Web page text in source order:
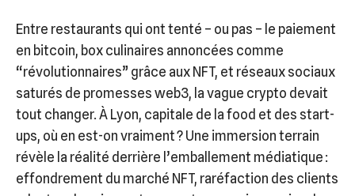
Entre restaurants qui ont tenté – ou pas – le paiement
en bitcoin, box culinaires annoncées comme
“révolutionnaires” grâce aux NFT, et réseaux sociaux
saturés de promesses web3, la vague crypto devait
tout changer. À Lyon, capitale de la food et des start-
ups, où en est-on vraiment ? Une immersion terrain
révèle la réalité derrière l’emballement médiatique :
effondrement du marché NFT, raréfaction des clients